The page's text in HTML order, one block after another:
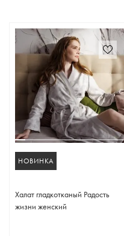
НОВИНКА
Халат гладкотканый Радость
жизни женский